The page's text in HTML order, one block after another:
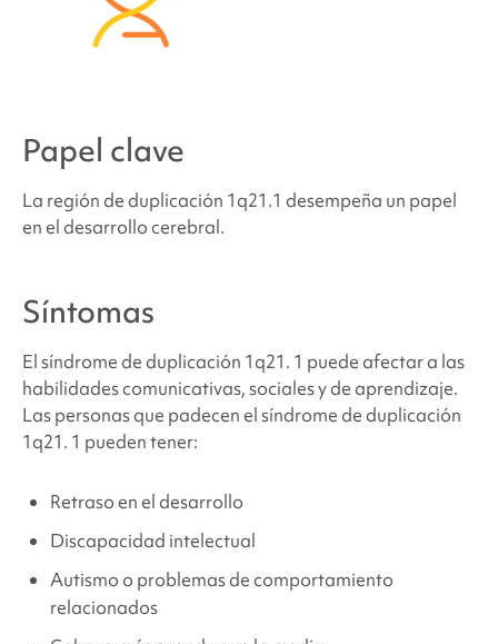
¿Las personas con
1 tienen un aspecto diferente?
Problemas de comportamiento y desarrollo
relacionados conel síndrome de duplicación
Problemas médicos y físicos relacionados con
1q21.1
¿Dónde puedo encontrar apoyo y recursos?
Fuentes y referencias
Papel clave
La región de duplicación 1q21.1 desempeña un papel
en el desarrollo cerebral.
Síntomas
El síndrome de duplicación 1q21. 1 puede afectar a las
habilidades comunicativas, sociales y de aprendizaje.
Las personas que padecenel síndrome de duplicación
1q21. 1 pueden tener:
Retraso en el desarrollo
Discapacidad intelectual
Autismo o problemas de comportamiento
relacionados